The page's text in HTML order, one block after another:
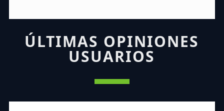
ÚLTIMAS OPINIONES
USUARIOS